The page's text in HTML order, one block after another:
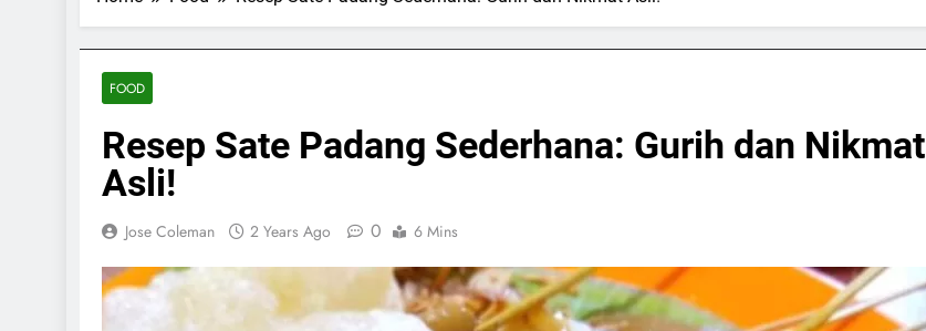
FOOD
Resep Sate Padang Sederhana: Gurih dan Nikmat
Asli!
Jose Coleman 2 Years Ago 0 6 Mins